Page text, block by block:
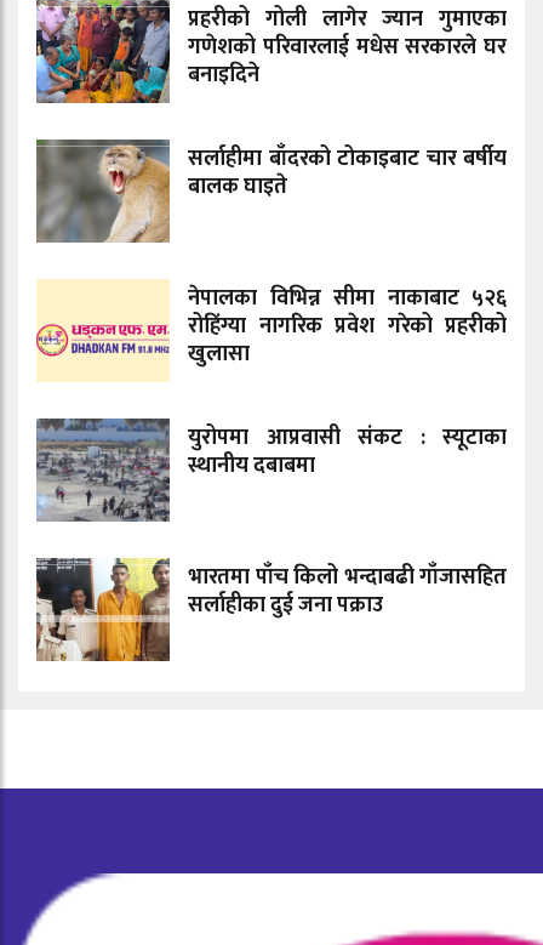
प्रहरीको गोली लागेर ज्यान गुमाएका
गणेशको परिवारलाई मधेस सरकारले घर
बनाइदिने
सर्लाहीमा बाँदरको टोकाइबाट चार बर्षीय
बालक घाइते
नेपालका विभिन्न सीमा नाकाबाट ५२६
रोहिंग्या नागरिक प्रवेश गरेको प्रहरीको
खुलासा
युरोपमा आप्रवासी संकट : स्यूटाका
स्थानीय दबाबमा
भारतमा पाँच किलो भन्दाबढी गाँजासहित
सर्लाहीका दुई जना पक्राउ